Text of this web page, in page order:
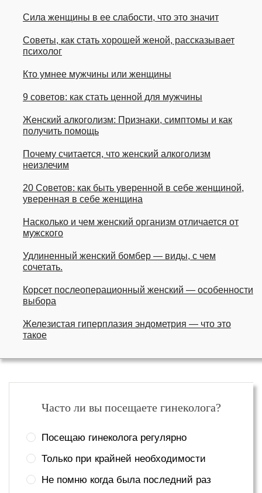
Сила женщины в ее слабости, что это значит
Советы, как стать хорошей женой, рассказывает
психолог
Кто умнее мужчины или женщины
9 советов: как стать ценной для мужчины
Женский алкоголизм: Признаки, симптомы и как
получить помощь
Почему считается, что женский алкоголизм
неизлечим
20 Советов: как быть уверенной в себе женщиной,
уверенная в себе женщина
Насколько и чем женский организм отличается от
мужского
Удлиненный женский бомбер — виды, с чем
сочетать.
Корсет послеоперационный женский — особенности
выбора
Железистая гиперплазия эндометрия — что это
такое
Часто ли вы посещаете гинеколога?
Посещаю гинеколога регулярно
Только при крайней необходимости
Не помню когда была последний раз